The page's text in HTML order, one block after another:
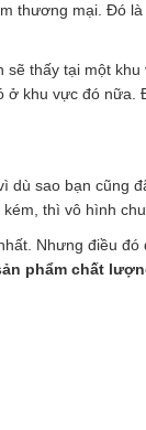
thương mại. Đó
thấy tại một
khu vực đó nữa.
sao bạn cũng
thì vô hình
Nhưng điều
phẩm chất